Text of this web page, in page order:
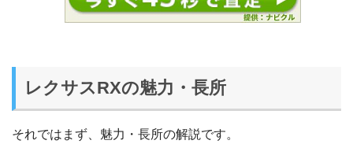
レクサスRXの魅力・長所
それではまず、魅力・長所の解説です。